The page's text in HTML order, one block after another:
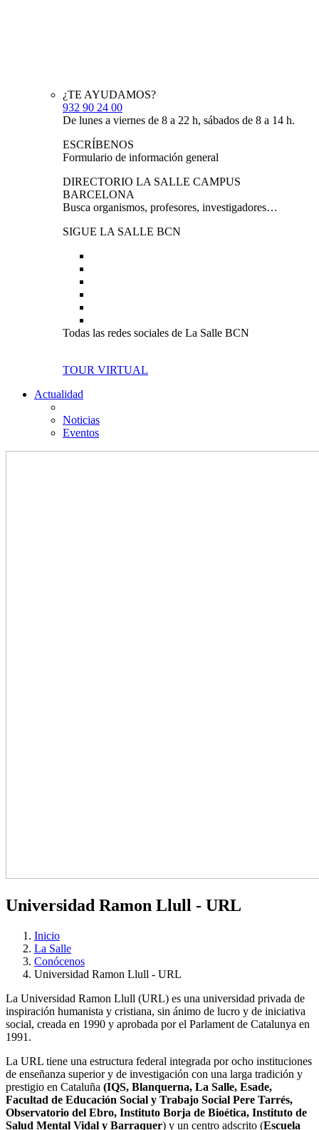
¿TE AYUDAMOS?
932 90 24 00
De lunes a viernes de 8 a 22 h, sábados de 8 a 14 h.
ESCRÍBENOS
Formulario de información general
DIRECTORIO LA SALLE CAMPUS
BARCELONA
Busca organismos, profesores, investigadores…
SIGUE LA SALLE BCN
Todas las redes sociales de La Salle BCN
TOUR VIRTUAL
Actualidad
Noticias
Eventos
Universidad Ramon Llull - URL
Inicio
La Salle
Conócenos
Universidad Ramon Llull - URL
La Universidad Ramon Llull (URL) es una universidad privada de
inspiración humanista y cristiana, sin ánimo de lucro y de iniciativa
social, creada en 1990 y aprobada por el Parlament de Catalunya en
1991.
La URL tiene una estructura federal integrada por ocho instituciones
de enseñanza superior y de investigación con una larga tradición y
prestigio en Cataluña (IQS, Blanquerna, La Salle, Esade,
Facultad de Educación Social y Trabajo Social Pere Tarrés,
Observatorio del Ebro, Instituto Borja de Bioética, Instituto de
Salud Mental Vidal y Barraquer) y un centro adscrito (Escuela